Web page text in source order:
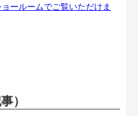
ールームでご覧いただけま
）